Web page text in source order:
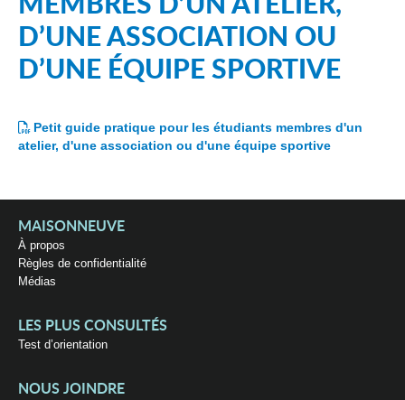
MEMBRES D’UN ATELIER,
D’UNE ASSOCIATION OU
D’UNE ÉQUIPE SPORTIVE
Petit guide pratique pour les étudiants membres d'un
atelier, d'une association ou d'une équipe sportive
MAISONNEUVE
À propos
Règles de confidentialité
Médias
LES PLUS CONSULTÉS
Test d’orientation
NOUS JOINDRE